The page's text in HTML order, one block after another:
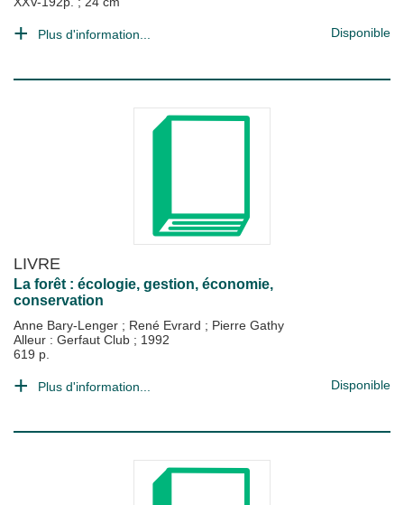
Plus d'information... Disponible
LIVRE
La forêt : écologie, gestion, économie,
conservation
Anne Bary-Lenger ; René Evrard ; Pierre Gathy
Alleur : Gerfaut Club ; 1992
619 p.
Plus d'information... Disponible